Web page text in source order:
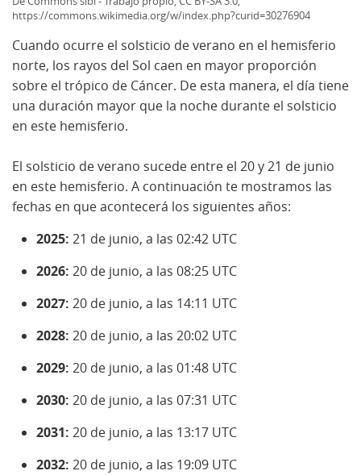
https://commons.wikimedia.org/w/index.php?curid=30276904
Cuando ocurre el solsticio de verano en el hemisferio
norte, los rayos del Sol caen en mayor proporción
sobre el trópico de Cáncer. De esta manera, el día tiene
una duración mayor que la noche durante el solsticio
en este hemisferio.
El solsticio de verano sucede entre el 20 y 21 de junio
en este hemisferio. A continuación te mostramos las
fechas en que acontecerá los siguientes años:
2025: 21 de junio, a las 02:42 UTC
2026: 20 de junio, a las 08:25 UTC
2027: 20 de junio, a las 14:11 UTC
2028: 20 de junio, a las 20:02 UTC
2029: 20 de junio, a las 01:48 UTC
2030: 20 de junio, a las 07:31 UTC
2031: 20 de junio, a las 13:17 UTC
2032: 20 de junio, a las 19:09 UTC